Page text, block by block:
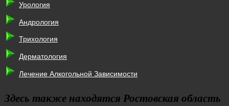
Урология
Андрология
Трихология
Дерматология
Лечение Алкогольной Зависимости
Здесь также находятся Ростовская область